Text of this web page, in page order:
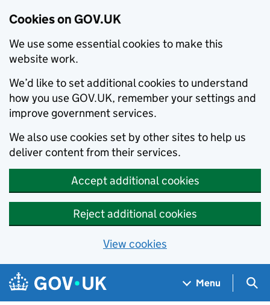
Cookies on GOV.UK
We use some essential cookies to make this
website work.
We’d like to set additional cookies to understand
how you use GOV.UK, remember your settings and
improve government services.
We also use cookies set by other sites to help us
deliver content from their services.
Accept additional cookies
Reject additional cookies
View cookies
Skip to main content
Navigation menu
Menu